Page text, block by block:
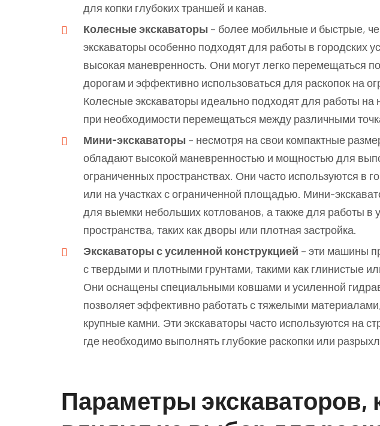
для копки глубоких траншей и канав.
Колесные экскаваторы – более мобильные и быстрые,
экскаваторы особенно подходят для работы в городских
высокая маневренность. Они могут легко перемещаться
дорогам и эффективно использоваться для раскопок на
Колесные экскаваторы идеально подходят для работы на
при необходимости перемещаться между различными
Мини-экскаваторы – несмотря на свои компактные
обладают высокой маневренностью и мощностью для
ограниченных пространствах. Они часто используются в
или на участках с ограниченной площадью. Мини-
для выемки небольших котлованов, а также для работы в
пространства, таких как дворы или плотная застройка.
Экскаваторы с усиленной конструкцией – эти машины
с твердыми и плотными грунтами, такими как глинистые
Они оснащены специальными ковшами и усиленной
позволяет эффективно работать с тяжелыми
крупные камни. Эти экскаваторы часто используются на
где необходимо выполнять глубокие раскопки или
Параметры экскаваторов,